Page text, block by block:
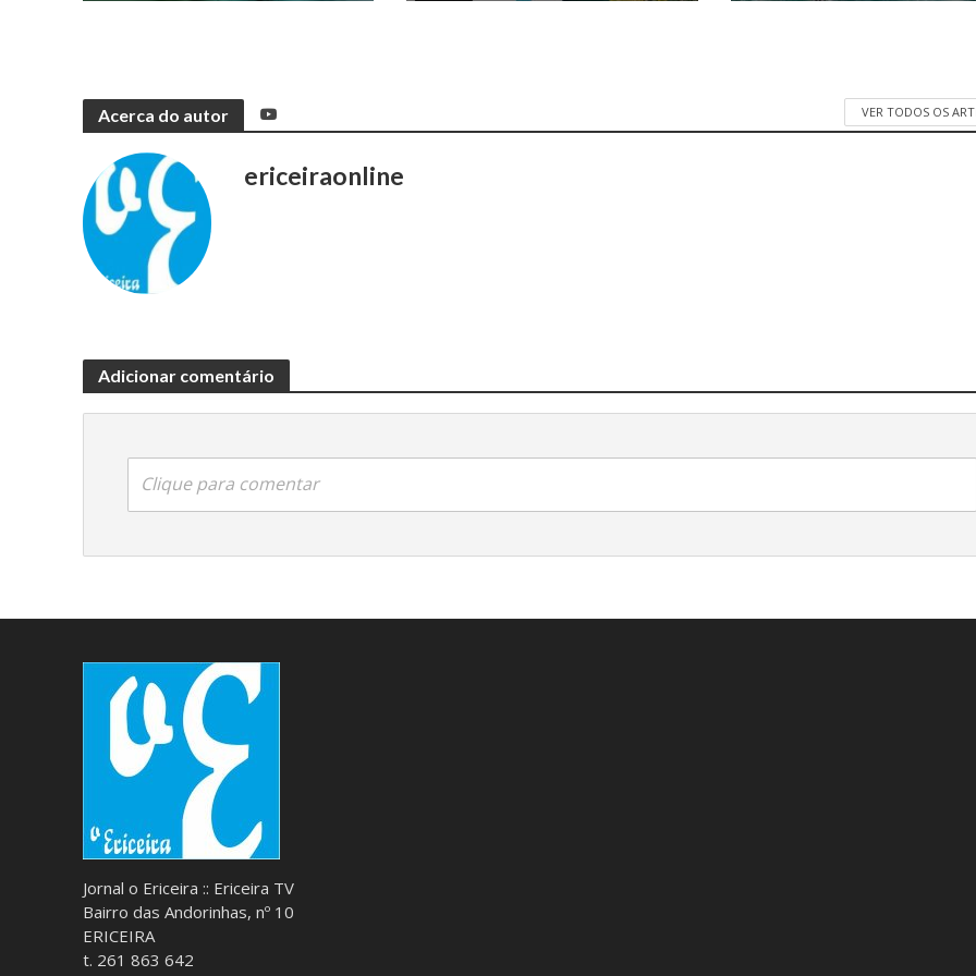
Acerca do autor VER TODOS OS
ericeiraonline
Adicionar comentário
Clique para comentar
Jornal o Ericeira :: Ericeira TV
Bairro das Andorinhas, nº 10
ERICEIRA
t. 261 863 642